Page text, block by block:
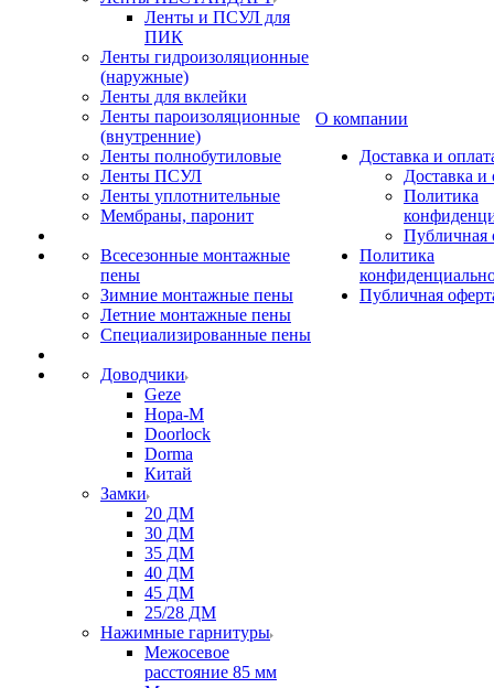
Ленты и ПСУЛ для
ПИК
Ленты гидроизоляционные
(наружные)
Ленты для вклейки
Ленты пароизоляционные
(внутренние)
Ленты полнобутиловые
Ленты ПСУЛ
Ленты уплотнительные
Мембраны, паронит
Всесезонные монтажные
пены
Зимние монтажные пены
Летние монтажные пены
Специализированные пены
Доводчики
Geze
Нора-М
Doorlock
Dorma
Китай
Замки
20 ДМ
30 ДМ
35 ДМ
40 ДМ
45 ДМ
25/28 ДМ
Нажимные гарнитуры
Межосевое
расстояние 85 мм
О компании
Доставка и
Доставка и
Политика
Публичная
Политика
Публичная